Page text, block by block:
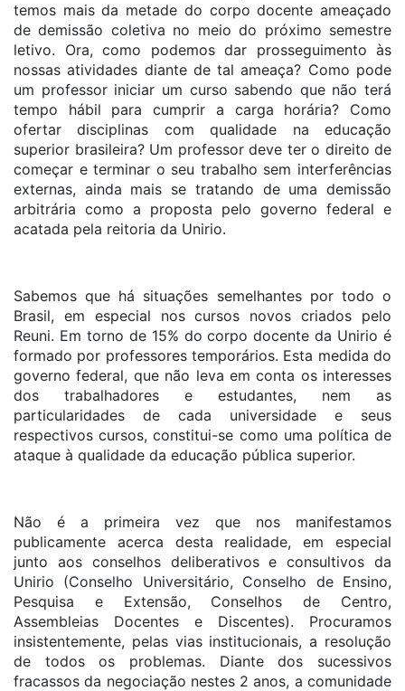
temos mais da metade do corpo docente ameaçado
de demissão coletiva no meio do próximo semestre
letivo. Ora, como podemos dar prosseguimento às
nossas atividades diante de tal ameaça? Como pode
um professor iniciar um curso sabendo que não terá
tempo hábil para cumprir a carga horária? Como
ofertar disciplinas com qualidade na educação
superior brasileira? Um professor deve ter o direito de
começar e terminar o seu trabalho sem interferências
externas, ainda mais se tratando de uma demissão
arbitrária como a proposta pelo governo federal e
acatada pela reitoria da Unirio.
Sabemos que há situações semelhantes por todo o
Brasil, em especial nos cursos novos criados pelo
Reuni. Em torno de 15% do corpo docente da Unirio é
formado por professores temporários. Esta medida do
governo federal, que não leva em conta os interesses
dos trabalhadores e estudantes, nem as
particularidades de cada universidade e seus
respectivos cursos, constitui-se como uma política de
ataque à qualidade da educação pública superior.
Não é a primeira vez que nos manifestamos
publicamente acerca desta realidade, em especial
junto aos conselhos deliberativos e consultivos da
Unirio (Conselho Universitário, Conselho de Ensino,
Pesquisa e Extensão, Conselhos de Centro,
Assembleias Docentes e Discentes). Procuramos
insistentemente, pelas vias institucionais, a resolução
de todos os problemas. Diante dos sucessivos
fracassos da negociação nestes 2 anos, a comunidade